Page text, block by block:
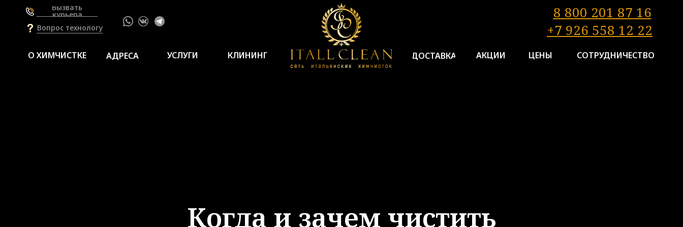
О ХИМЧИСТКЕ АДРЕСА УСЛУГИ АКЦИИ
КЛИНИНГ
Вызвать
курьера
Вопрос технологу
ЦЕНЫ
ДОСТАВКА
8 800 201 87 16
+7 926 558 12 22
СОТРУДНИЧЕСТВО
Когда и зачем чистить